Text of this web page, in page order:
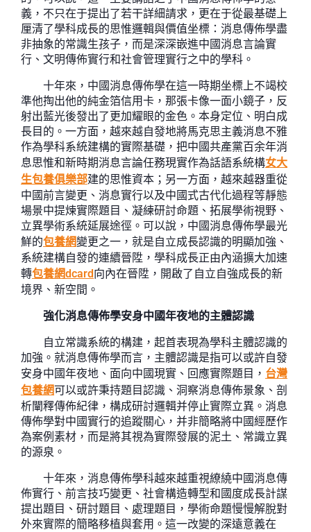
義，不只在于提出了若干詳細請求，更在于從最基礎上
厘清了學科成長的思惟邏輯與價值坐標：消息傳佈學盡
非抽象的常識生孩子，而是深深嵌進中國消息言論實
行、文明傳佈實行和社會管理實行之中的學科。
十年來，中國消息傳佈學在這一時期坐標上不竭校
準他掏出他的純金箔信用卡，那張卡像一面小鏡子，反
射出藍光後發出了更加耀眼的金色。本身定位、明白成
長目的。一方面，越來越自發地將馬克思主義消息不雅
作為學科系統建構的實際基礎，把中國共產黨百余年消
息思惟和新時期消息言論任務現實作為話語系統構女大
生包養俱樂部建的思惟資本；另一方面，越來越器重從
中國前言變更、消息實行以及中國式古代化過程等靜態
場景中提煉實際題目、凝練研討命題、拓展學術視野、
立異學術系統延展途徑。可以說，中國消息傳佈學最光
鮮的包養網變更之一，就是自立成長認識的明顯加強、
系統建構自發的連續晉陞，學科成長正由內涵擴大加速
轉包養網dcard向內在晉陞，開啟了自立自強成長的新
境界、新空間。
強化消息傳佈學安身中國年夜地的主體認識
自立常識系統的構建，起首表現為學科主體認識的
加強。就消息傳佈學而言，主體認識是指可以或許自發
安身中國年夜地、面向中國現實、回應實際題目， 台灣
包養網可以或許秉持題目認識、洞察消息傳佈景象、剖
析闡釋傳佈紀律，構成研討邏輯并停止實際立異。消息
傳佈學對中國實行的追蹤關心，并非簡略將中國經歷作
為案例素材，而是將其視為實際發展的泥土、常識立異
的源泉。
十年來，消息傳佈學科越來越重視繚繞中國消息傳
佈實行、前言技巧變更、社會構造轉型和國度成長計謀
提出題目、研討題目、處理題目，學術命題慢慢解脫對
外來實際的簡略移植與套用。這一改變的深遠意義在